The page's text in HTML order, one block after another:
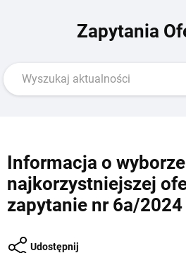
Zapytania
Informacja o wyborze
najkorzystniejszej
zapytanie nr 6a/2024
Udostępnij